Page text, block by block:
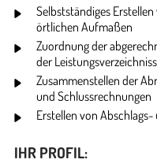
Selbstständiges
örtlichen Aufmaßen
Zuordnung der
der
Zusammenstellen der
und Schlussrechnungen
Erstellen von
IHR PROFIL: